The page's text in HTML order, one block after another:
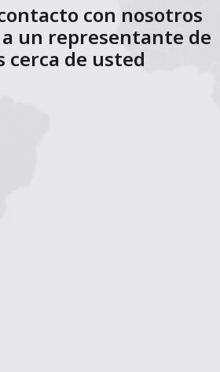
con nosotros
un representante de
cerca de usted